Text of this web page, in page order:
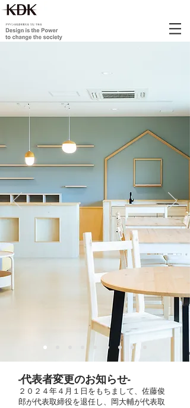
-代表者変更のお知らせ-
２０２４年４月１日をもちまして、佐藤俊
郎が代表取締役を退任し、岡大輔が代表取